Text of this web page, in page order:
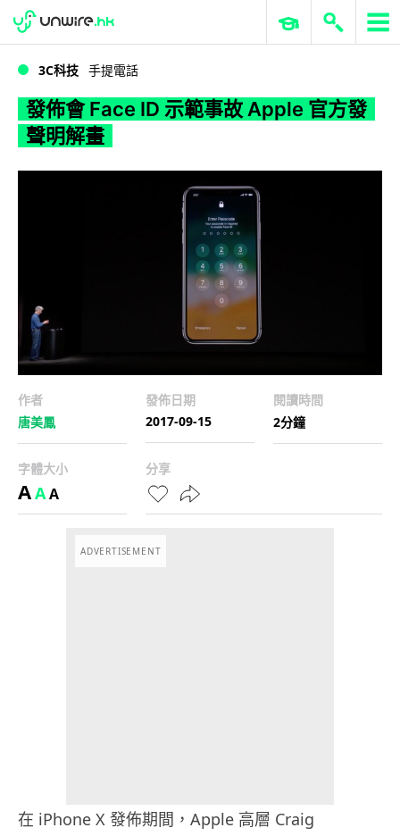
WWDC 2026 ERP 與商業 AI
3C科技 手提電話
發佈會 Face ID 示範事故 Apple 官方發
聲明解畫
作者
唐美鳳
發佈日期
2017-09-15
閱讀時間
2分鐘
字體大小
AAA
分享
ADVERTISEMENT
在 iPhone X 發佈期間，Apple 高層 Craig